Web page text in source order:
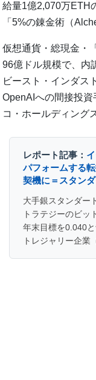
給量1億2,070万ETH
「5%の錬金術（
仮想通貨・総現金・
96億ドル規模で、内
ビースト・インダス
OpenAIへの間接投
コ・ホールディング
レポート記事：
パフォームする
契機に＝スタン
大手銀スタンダー
トラテジーのビッ
年末目標を0.040
トレジャリー企業